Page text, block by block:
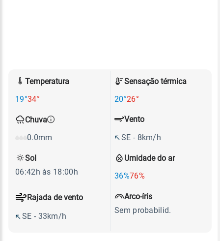
Temperatura
19°34°
Sensação térmica
20°26°
Chuva
0.0mm
Umidade do ar
36%76%
Vento
SE - 8km/h
Rajada de vento
SE - 33km/h
Sol
06:42h às 18:00h
Arco-íris
Sem probabilid.